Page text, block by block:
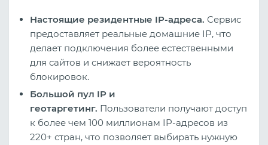
Настоящие резидентные IP‑адреса. Сервис
предоставляет реальные домашние IP, что
делает подключения более естественными
для сайтов и снижает вероятность
блокировок.
Большой пул IP и
геотаргетинг. Пользователи получают доступ
к более чем 100 миллионам IP‑адресов из
220+ стран, что позволяет выбирать нужную